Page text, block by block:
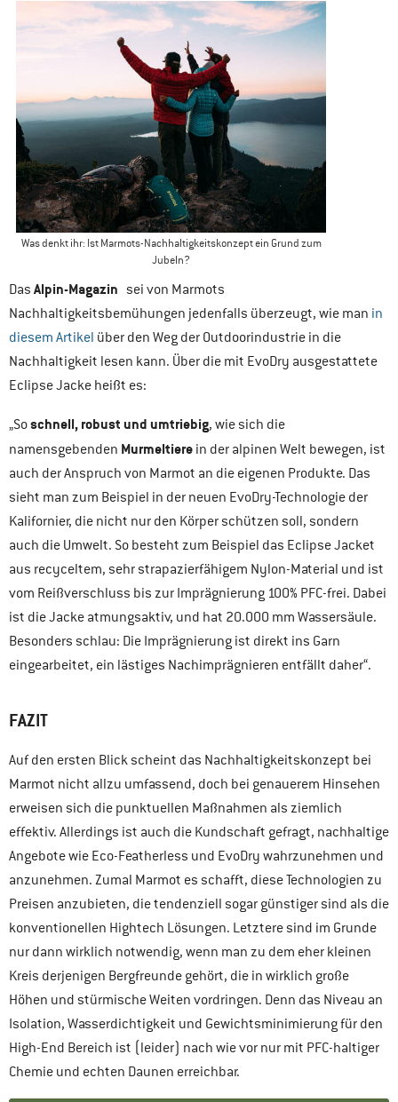
Was denkt ihr: Ist Marmots-Nachhaltigkeitskonzept ein Grund zum
Jubeln?
Das Alpin-Magazin sei von Marmots
Nachhaltigkeitsbemühungen jedenfalls überzeugt, wie man in
diesem Artikel über den Weg der Outdoorindustrie in die
Nachhaltigkeit lesen kann. Über die mit EvoDry ausgestattete
Eclipse Jacke heißt es:
„Soschnell, robust und umtriebig, wie sich die
namensgebenden Murmeltiere in der alpinen Welt bewegen, ist
auch der Anspruch von Marmot an die eigenen Produkte. Das
sieht man zum Beispiel in der neuen EvoDry-Technologie der
Kalifornier, die nicht nur den Körper schützen soll, sondern
auch die Umwelt. So besteht zum Beispiel das Eclipse Jacket
aus recyceltem, sehr strapazierfähigem Nylon-Material und ist
vom Reißverschluss bis zur Imprägnierung 100% PFC-frei. Dabei
ist die Jacke atmungsaktiv, und hat 20.000 mm Wassersäule.
Besonders schlau: Die Imprägnierung ist direkt ins Garn
eingearbeitet, ein lästiges Nachimprägnieren entfällt daher“.
FAZIT
Auf den ersten Blick scheint das Nachhaltigkeitskonzept bei
Marmot nicht allzu umfassend, doch bei genauerem Hinsehen
erweisen sich die punktuellen Maßnahmen als ziemlich
effektiv. Allerdings ist auch die Kundschaft gefragt, nachhaltige
Angebote wie Eco-Featherless und EvoDry wahrzunehmen und
anzunehmen. Zumal Marmot es schafft, diese Technologien zu
Preisen anzubieten, die tendenziell sogar günstiger sind als die
konventionellen Hightech Lösungen. Letztere sind im Grunde
nur dann wirklich notwendig, wenn man zu dem eher kleinen
Kreis derjenigen Bergfreunde gehört, die in wirklich große
Höhen und stürmische Weiten vordringen. Denn das Niveau an
Isolation, Wasserdichtigkeit und Gewichtsminimierung für den
High-End Bereich ist (leider) nach wie vor nur mit PFC-haltiger
Chemie und echten Daunen erreichbar.